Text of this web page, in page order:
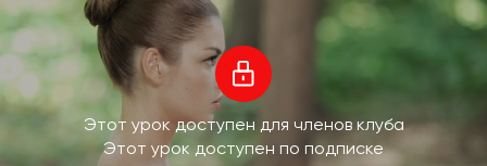
Этот урок доступен для членов клуба
Этот урок доступен по подписке